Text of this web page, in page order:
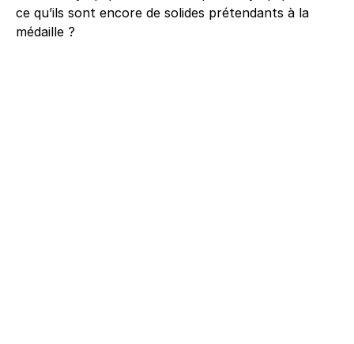
ce qu’ils sont encore de solides prétendants à la
médaille ?